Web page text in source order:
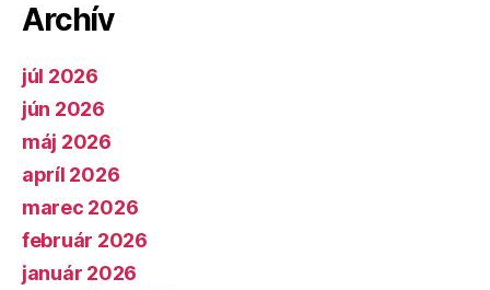
Archív
júl 2026
jún 2026
máj 2026
apríl 2026
marec 2026
február 2026
január 2026